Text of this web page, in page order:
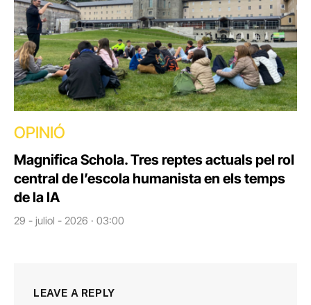
OPINIÓ
Magnifica Schola. Tres reptes actuals pel rol
central de l’escola humanista en els temps
de la IA
29 - juliol - 2026 · 03:00
LEAVE A REPLY